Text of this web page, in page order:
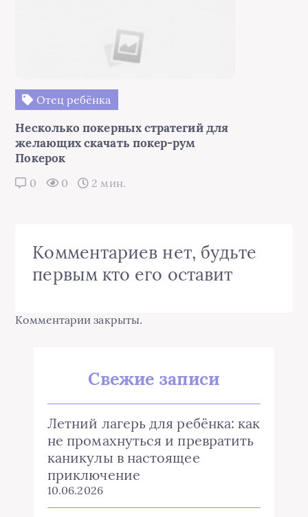
Отец ребёнка
Несколько покерных стратегий для
желающих скачать покер-рум
Покерок
0 0 2 мин.
Комментариев нет, будьте
первым кто его оставит
Комментарии закрыты.
Свежие записи
Летний лагерь для ребёнка: как
не промахнуться и превратить
каникулы в настоящее
приключение
10.06.2026